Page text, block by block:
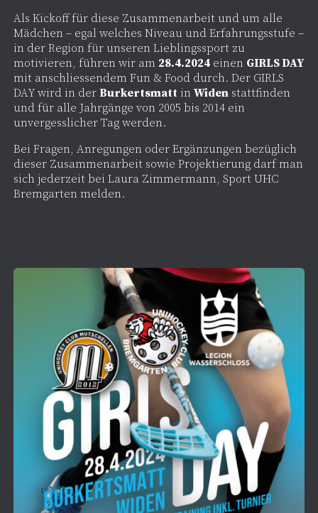
Als Kickoff für diese Zusammenarbeit und um alle
Mädchen – egal welches Niveau und Erfahrungsstufe –
in der Region für unseren Lieblingssport zu
motivieren, führen wir am 28.4.2024einen GIRLS DAY
mit anschliessendem Fun & Food durch. Der GIRLS
DAY wird in der Burkertsmatt in Widenstattfinden
und für alle Jahrgänge von 2005 bis 2014 ein
unvergesslicher Tag werden.
Bei Fragen, Anregungen oder Ergänzungen bezüglich
dieser Zusammenarbeit sowie Projektierung darf man
sich jederzeit bei Laura Zimmermann, Sport UHC
Bremgarten melden.